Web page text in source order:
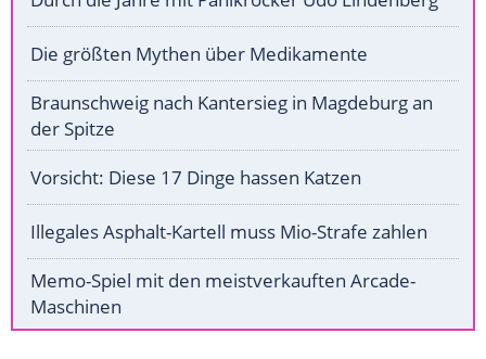
Die größten Mythen über Medikamente
Braunschweig nach Kantersieg in Magdeburg an
der Spitze
Vorsicht: Diese 17 Dinge hassen Katzen
Illegales Asphalt-Kartell muss Mio-Strafe zahlen
Memo-Spiel mit den meistverkauften Arcade-
Maschinen